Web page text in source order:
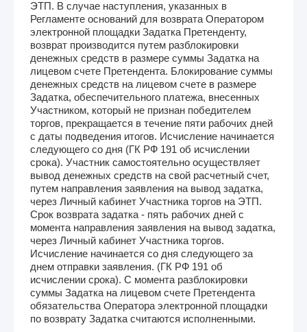
ЭТП. В случае наступления, указанных в
Регламенте оснований для возврата Оператором
электронной площадки Задатка Претенденту,
возврат производится путем разблокировки
денежных средств в размере суммы Задатка на
лицевом счете Претендента. Блокирование суммы
денежных средств на лицевом счете в размере
Задатка, обеспечительного платежа, внесенных
Участником, который не признан победителем
торгов, прекращается в течение пяти рабочих дней
с даты подведения итогов. Исчисление начинается
следующего со дня (ГК РФ 191 об исчислении
срока). Участник самостоятельно осуществляет
вывод денежных средств на свой расчетный счет,
путем направления заявления на вывод задатка,
через Личный кабинет Участника торгов на ЭТП.
Срок возврата задатка - пять рабочих дней с
момента направления заявления на вывод задатка,
через Личный кабинет Участника торгов.
Исчисление начинается со дня следующего за
днем отправки заявления. (ГК РФ 191 об
исчислении срока). С момента разблокировки
суммы Задатка на лицевом счете Претендента
обязательства Оператора электронной площадки
по возврату Задатка считаются исполненными.